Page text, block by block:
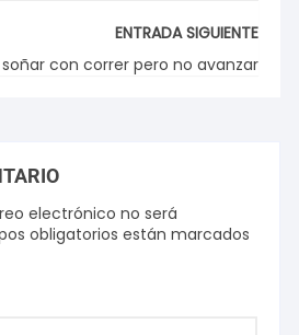
ENTRADA SIGUIENTE
con correr pero no avanzar
electrónico no será
obligatorios están marcados